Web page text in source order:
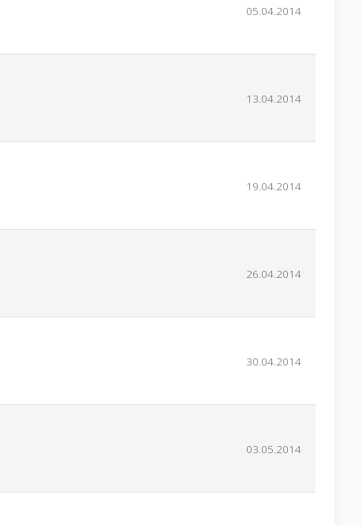
05.04.2014
13.04.2014
19.04.2014
26.04.2014
30.04.2014
03.05.2014